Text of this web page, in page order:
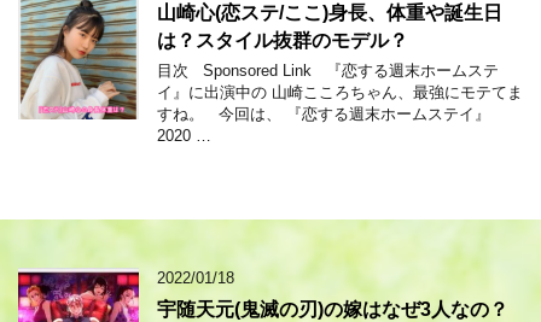
山崎心(恋ステ/ここ)身長、体重や誕生日
は？スタイル抜群のモデル？
目次 Sponsored Link 『恋する週末ホームステ
イ』に出演中の 山崎こころちゃん、最強にモテてま
すね。 今回は、 『恋する週末ホームステイ』
2020 …
2022/01/18
宇随天元(鬼滅の刃)の嫁はなぜ3人なの？